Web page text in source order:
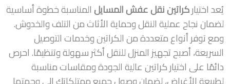
يُعد اختياركراتين نقل عفش المسايلالمناسبة خطوة أساسية
لضمان نجاح عملية النقل وحماية الأثاث من التلف والخدوش.
ومع توفر أنواع متعددة من الكراتين وخدمات التوصيل
السريعة، أصبح تجهيز المنزل للنقل أكثر سهولة وتنظيمًا. احرص
دائمًا على اختيار كراتين عالية الجودة ومقاسات مناسبة